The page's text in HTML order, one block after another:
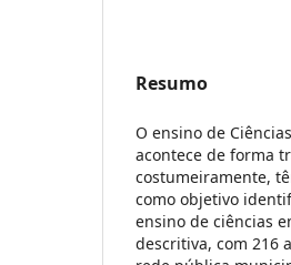
Resumo
O ensino de
acontece de forma
costumeiramente,
como objetivo
ensino de ciências
descritiva, com 216